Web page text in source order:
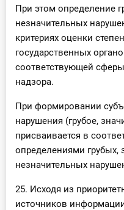
При этом определение
незначительных
критериях оценки
государственных
соответствующей
надзора.
При формировании
нарушения (грубое,
присваивается в
определениями грубых,
незначительных
25. Исходя из
источников